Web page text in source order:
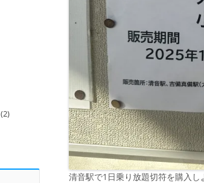
清音駅で1日乗り放題切符を購入
(2)